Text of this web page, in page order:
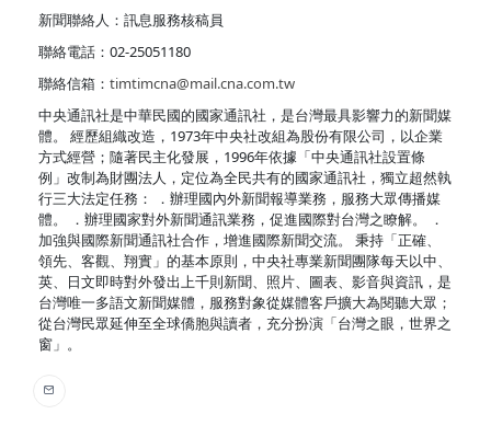
新聞聯絡人：訊息服務核稿員
聯絡電話：02-25051180
聯絡信箱： timtimcna@mail.cna.com.tw
中央通訊社是中華民國的國家通訊社，是台灣最具影響力的新聞媒
體。 經歷組織改造，1973年中央社改組為股份有限公司，以企業
方式經營；隨著民主化發展，1996年依據「中央通訊社設置條
例」改制為財團法人，定位為全民共有的國家通訊社，獨立超然執
行三大法定任務： ．辦理國內外新聞報導業務，服務大眾傳播媒
體。 ．辦理國家對外新聞通訊業務，促進國際對台灣之瞭解。 ．
加強與國際新聞通訊社合作，增進國際新聞交流。 秉持「正確、
領先、客觀、翔實」的基本原則，中央社專業新聞團隊每天以中、
英、日文即時對外發出上千則新聞、照片、圖表、影音與資訊，是
台灣唯一多語文新聞媒體，服務對象從媒體客戶擴大為閱聽大眾；
從台灣民眾延伸至全球僑胞與讀者，充分扮演「台灣之眼，世界之
窗」。